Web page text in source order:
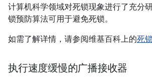
计算机科学领域对死锁现象进行了充分
锁预防算法可用于避免死锁。
如需了解详情，请参阅维基百科上的死锁
执行速度缓慢的广播接收器